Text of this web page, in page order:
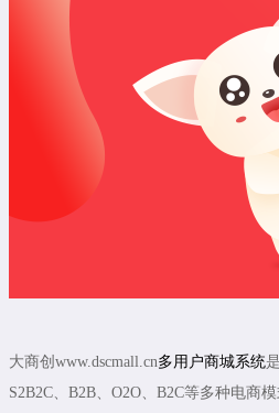
大商创www.dscmall.cn多用户商城系统
S2B2C、B2B、O2O、B2C等多种电商